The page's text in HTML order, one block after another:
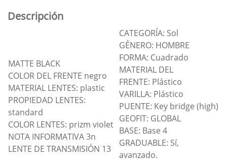
Descripción
MATTE BLACK
COLOR DEL FRENTE negro
MATERIAL LENTES: plastic
PROPIEDAD LENTES:
standard
COLOR LENTES: prizm violet
NOTA INFORMATIVA 3n
LENTE DE TRANSMISIÓN 13
CATEGORÍA: Sol
GÉNERO: HOMBRE
FORMA: Cuadrado
MATERIAL DEL
FRENTE: Plástico
VARILLA: Plástico
PUENTE: Key bridge (high)
GEOFIT: GLOBAL
BASE: Base 4
GRADUABLE: Sí,
avanzado.